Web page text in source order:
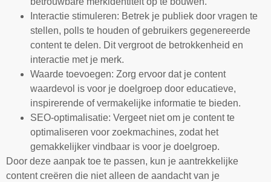
Interactie stimuleren: Betrek je publiek door vragen te
stellen, polls te houden of gebruikers gegenereerde
content te delen. Dit vergroot de betrokkenheid en
interactie met je merk.
Waarde toevoegen: Zorg ervoor dat je content
waardevol is voor je doelgroep door educatieve,
inspirerende of vermakelijke informatie te bieden.
SEO-optimalisatie: Vergeet niet om je content te
optimaliseren voor zoekmachines, zodat het
gemakkelijker vindbaar is voor je doelgroep.
Door deze aanpak toe te passen, kun je aantrekkelijke
content creëren die niet alleen de aandacht van je